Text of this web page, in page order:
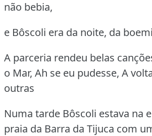
não bebia,
e Bôscoli era da noite, da
A parceria rendeu belas
o Mar, Ah se eu pudesse, A
outras
Numa tarde Bôscoli estava na
praia da Barra da Tijuca com